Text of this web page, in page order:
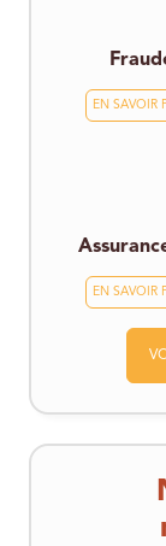
EN SAVOIR
EN SAVOIR